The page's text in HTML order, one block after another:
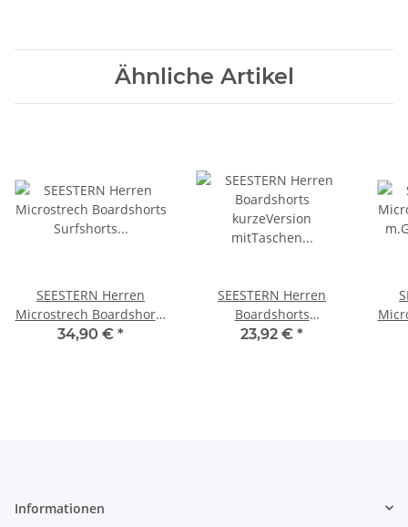
Ähnliche Artikel
SEESTERN Herren
Microstrech Boardshorts
Surfshorts Boardshort
34,90 € *
SEESTERN Herren
Boardshorts
kurzeVersion
23,92 € *
Informationen